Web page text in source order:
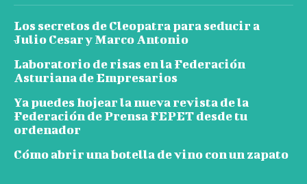
Los secretos de Cleopatra para seducir a
Julio Cesar y Marco Antonio
Laboratorio de risas en la Federación
Asturiana de Empresarios
Ya puedes hojear la nueva revista de la
Federación de Prensa FEPET desde tu
ordenador
Cómo abrir una botella de vino con un zapato